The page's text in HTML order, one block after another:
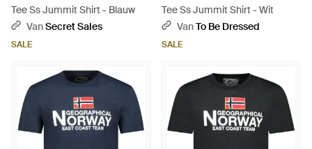
Tee Ss Jummit Shirt - Blauw
VanSecret Sales
SALE
Tee Ss Jummit Shirt - Wit
VanTo Be Dressed
SALE